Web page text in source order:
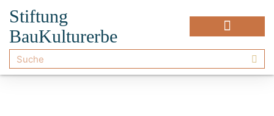
Stiftung
BauKulturerbe